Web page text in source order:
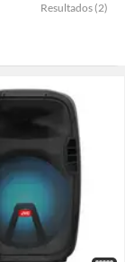
Resultados (2)